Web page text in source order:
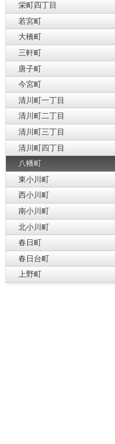
栄町四丁目
若宮町
大橋町
三軒町
唐子町
今宮町
清川町一丁目
清川町二丁目
清川町三丁目
清川町四丁目
八幡町
東小川町
西小川町
南小川町
北小川町
春日町
春日台町
上野町